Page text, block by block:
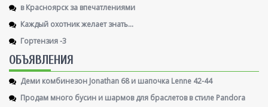
в Красноярск за впечатлениями
Каждый охотник желает знать...
Гортензия -3
ОБЪЯВЛЕНИЯ
Деми комбинезон Jonathan 68 и шапочка Lenne 42-44
Продам много бусин и шармов для браслетов в стиле Pandora